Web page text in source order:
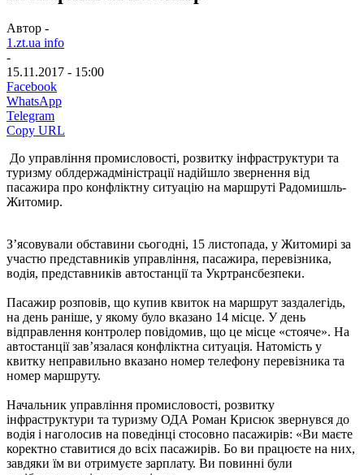
Автор -
1.zt.ua info
-
15.11.2017 - 15:00
Facebook
WhatsApp
Telegram
Copy URL
До управління промисловості, розвитку інфраструктури та
туризму облдержадміністрації надійшло звернення від
пасажира про конфліктну ситуацію на маршруті Радомишль-
Житомир.
З’ясовували обставини сьогодні, 15 листопада, у Житомирі за
участю представників управління, пасажира, перевізника,
водія, представників автостанції та Укртрансбезпеки.
Пасажир розповів, що купив квиток на маршрут заздалегідь,
на день раніше, у якому було вказано 14 місце. У день
відправлення контролер повідомив, що це місце «стояче». На
автостанції зав’язалася конфліктна ситуація. Натомість у
квитку неправильно вказано номер телефону перевізника та
номер маршруту.
Начальник управління промисловості, розвитку
інфраструктури та туризму ОДА Роман Крисюк звернувся до
водія і наголосив на поведінці стосовно пасажирів: «Ви маєте
коректно ставитися до всіх пасажирів. Бо ви працюєте на них,
завдяки їм ви отримуєте зарплату. Ви повинні були